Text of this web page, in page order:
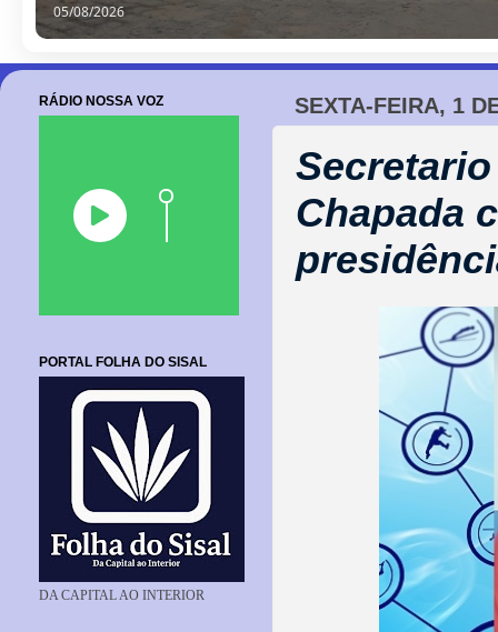
05/08/2026
SEXTA-FEIRA, 1
Chapada
RÁDIO NOSSA VOZ
PORTAL FOLHA DO SISAL
DA CAPITAL AO INTERIOR